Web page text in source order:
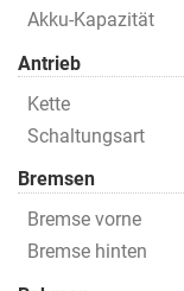
Akku-Kapazität
Antrieb
Kette
Schaltungsart
Bremsen
Bremse vorne
Bremse hinten